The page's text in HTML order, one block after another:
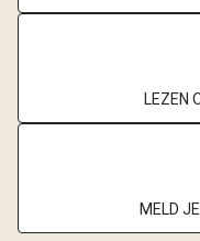
LEZEN
MELD